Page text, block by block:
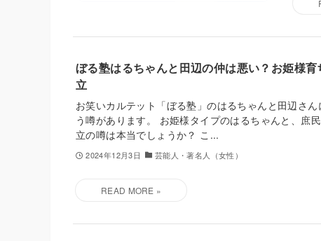
ぼる塾はるちゃんと田辺の仲は悪い？お姫様
立
お笑いカルテット「ぼる塾」のはるちゃんと田辺さ
う噂があります。 お姫様タイプのはるちゃんと、庶
立の噂は本当でしょうか？ こ...
2024年12月3日 芸能人・著名人（女性）